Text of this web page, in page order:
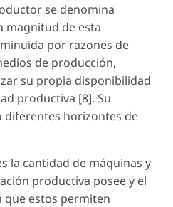
se denomina
magnitud de esta
por razones de
de producción,
su propia disponibilidad
productiva [8]. Su
diferentes horizontes de
la cantidad de máquinas y
productiva posee y el
que estos permiten